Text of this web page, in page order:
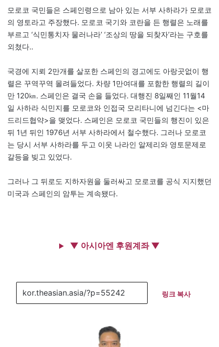
모로코 국민들은 스페인령으로 남아 있는 서부 사하라가 모로코
의 영토라고 주장했다. 모로코 국기와 코란을 든 행렬은 노래를
부르고 ‘식민통치자 물러나라’ ‘조상의 땅을 되찾자’라는 구호를
외쳤다..
국경에 지뢰 2만개를 살포한 스페인의 경고에도 아랑곳없이 행
렬은 꾸역꾸역 몰려들었다. 차량 1만여대를 포함한 행렬의 길이
만 120㎞. 스페인은 결국 손을 들었다. 대행진 8일째인 11월14
일 사하라 식민지를 모로코와 인접국 모리타니에 넘긴다는 <마
드리드협약>을 맺었다. 스페인은 모로코 국민들의 행진이 있은
뒤 1년 뒤인 1976년 서부 사하라에서 철수했다. 그러나 모로코
는 당시 서부 사하라를 두고 이웃 나라인 알제리와 영토문제로
갈등을 빚고 있었다.
그러나 그 뒤로도 지하자원을 둘러싸고 모로코를 공식 지지했던
미국과 스페인의 암투는 계속됐다.
▼ 아시아엔 후원계좌 ▼
링크 복사